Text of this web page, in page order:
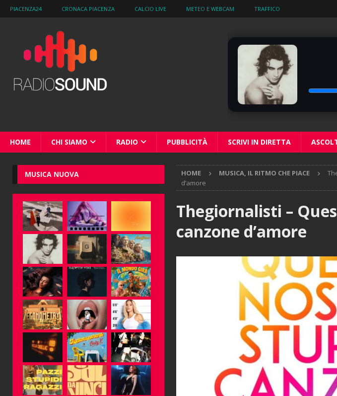
PIACENZA24 CRONACA PIACENZA CALCIO LIVE METEO E WEBCAM TRAFFICO
HOME CHI SIAMO RADIO PUBBLICITÀ SCRIVI IN DIRETTA
HOME MUSICA, IL RITMO CHE PIACE
d’amore
Thegiornalisti –
canzone d’amore
MUSICA NUOVA